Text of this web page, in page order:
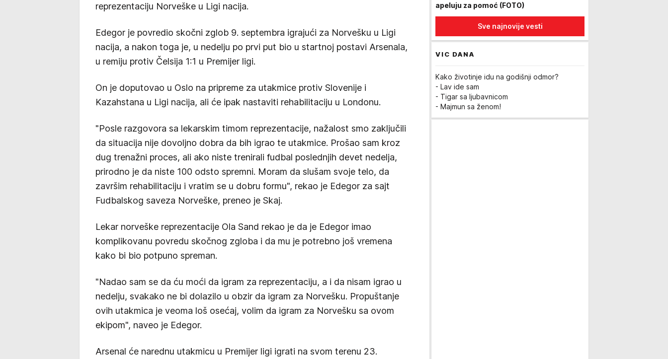
reprezentaciju Norveške u Ligi nacija.
Edegor je povredio skočni zglob 9. septembra igrajući za Norvešku u Ligi
nacija, a nakon toga je, u nedelju po prvi put bio u startnoj postavi Arsenala,
u remiju protiv Čelsija 1:1 u Premijer ligi.
On je doputovao u Oslo na pripreme za utakmice protiv Slovenije i
Kazahstana u Ligi nacija, ali će ipak nastaviti rehabilitaciju u Londonu.
"Posle razgovora sa lekarskim timom reprezentacije, nažalost smo zaključili
da situacija nije dovoljno dobra da bih igrao te utakmice. Prošao sam kroz
dug trenažni proces, ali ako niste trenirali fudbal poslednjih devet nedelja,
prirodno je da niste 100 odsto spremni. Moram da slušam svoje telo, da
završim rehabilitaciju i vratim se u dobru formu", rekao je Edegor za sajt
Fudbalskog saveza Norveške, preneo je Skaj.
Lekar norveške reprezentacije Ola Sand rekao je da je Edegor imao
komplikovanu povredu skočnog zgloba i da mu je potrebno još vremena
kako bi bio potpuno spreman.
"Nadao sam se da ću moći da igram za reprezentaciju, a i da nisam igrao u
nedelju, svakako ne bi dolazilo u obzir da igram za Norvešku. Propuštanje
ovih utakmica je veoma loš osećaj, volim da igram za Norvešku sa ovom
ekipom", naveo je Edegor.
Arsenal će narednu utakmicu u Premijer ligi igrati na svom terenu 23.
apeluju za pomoć (FOTO)
Sve najnovije vesti
VIC DANA
Kako životinje idu na godišnji odmor?
- Lav ide sam
- Tigar sa ljubavnicom
- Majmun sa ženom!